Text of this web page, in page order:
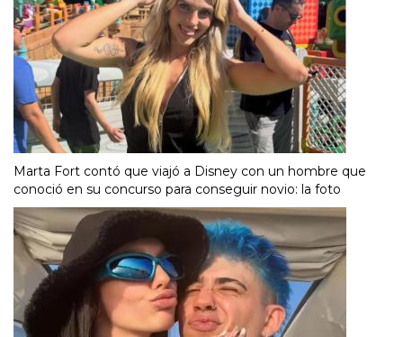
Marta Fort contó que viajó a Disney con un hombre que
conoció en su concurso para conseguir novio: la foto